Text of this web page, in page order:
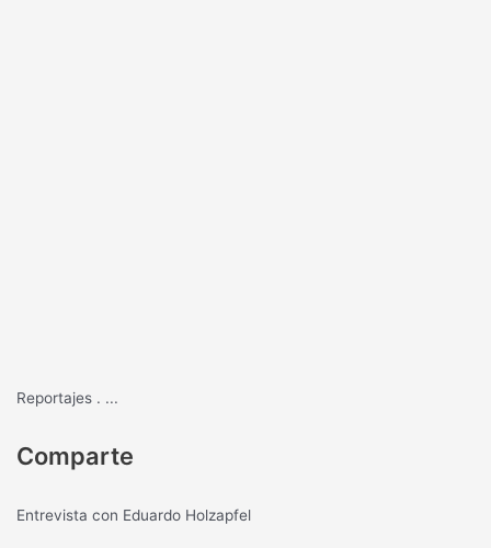
Reportajes . ...
Comparte
Entrevista con Eduardo Holzapfel